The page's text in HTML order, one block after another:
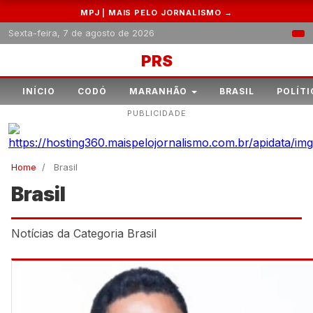
MPJ | MAIS PELO JORNALISMO →
Sexta-feira, 7 de agosto de 2026
PRS
INÍCIO CODÓ MARANHÃO BRASIL
PUBLICIDADE
Home / Brasil
Brasil
Notícias da Categoria Brasil